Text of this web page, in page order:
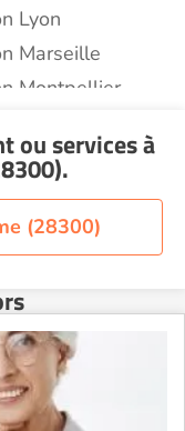
Lyon
Marseille
Montpellier
Nantes
Orléans
Perpignan
Reims
Rennes
Strasbourg
Toulouse
ou servicesà
.
(28300)